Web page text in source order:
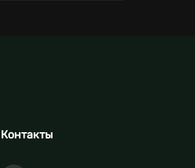
Контакты